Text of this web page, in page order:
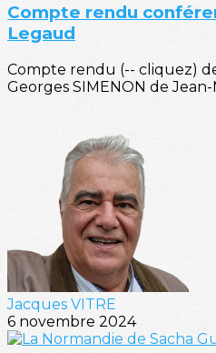
Compte rendu
Legaud
Compte rendu (-- cliquez)
Georges SIMENON de
Jacques VITRE
6 novembre 2024